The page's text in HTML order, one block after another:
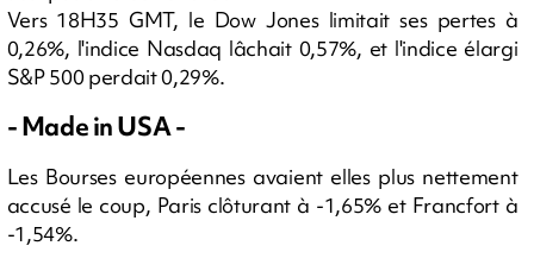
Vers 18H35 GMT, le Dow Jones limitait ses pertes à
0,26%, l'indice Nasdaq lâchait 0,57%, et l'indice élargi
S&P 500 perdait 0,29%.
- Made in USA -
Les Bourses européennes avaient elles plus nettement
accusé le coup, Paris clôturant à -1,65% et Francfort à
-1,54%.